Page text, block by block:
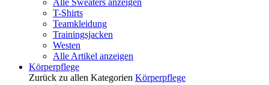
Alle Sweaters anzeigen
T-Shirts
Teamkleidung
Trainingsjacken
Westen
Alle Artikel anzeigen
Körperpflege
Zurück zu allen Kategorien Körperpflege